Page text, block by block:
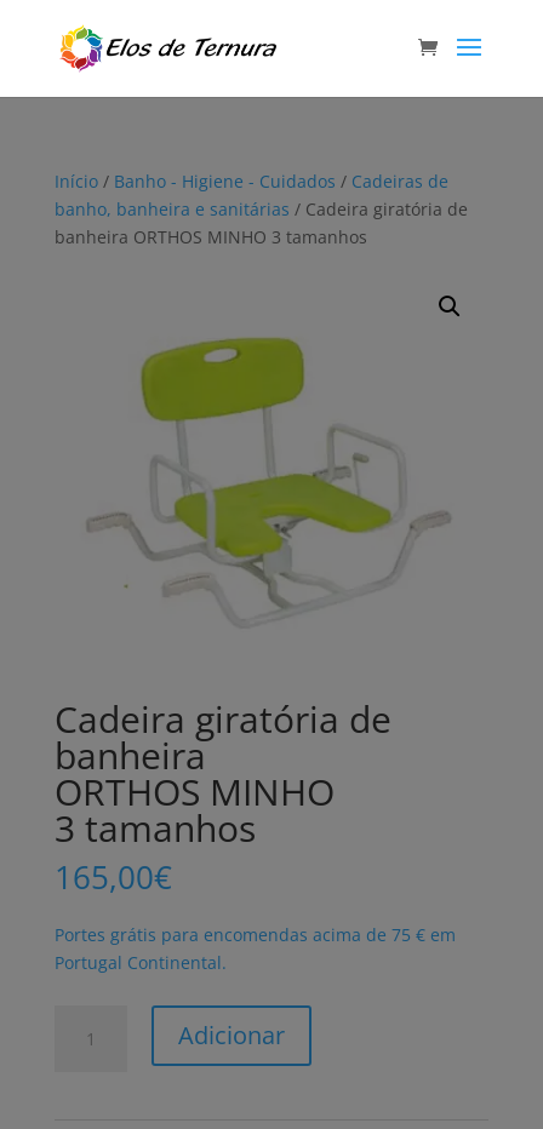
Início/ Banho - Higiene - Cuidados / Cadeiras de
banho, banheira e sanitárias / Cadeira giratória de
banheira ORTHOS MINHO 3 tamanhos
Cadeira giratória de
banheira
ORTHOS MINHO
3 tamanhos
165,00€
Portes grátis para encomendas acima de 75 € em
Portugal Continental.
Adicionar